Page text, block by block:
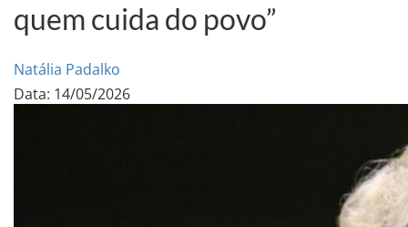
quem cuida do povo”
Natália Padalko
Data: 14/05/2026